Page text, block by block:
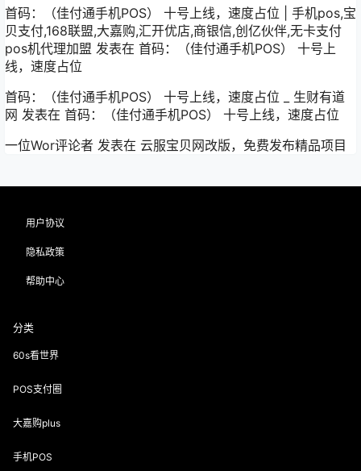
首码：（佳付通手机POS） 十号上线，速度占位 | 手机pos,宝
贝支付,168联盟,大嘉购,汇开优店,商银信,创亿伙伴,无卡支付
pos机代理加盟 发表在 首码：（佳付通手机POS） 十号上
线，速度占位
首码：（佳付通手机POS） 十号上线，速度占位 _ 生财有道
网 发表在 首码：（佳付通手机POS） 十号上线，速度占位
一位Wor评论者 发表在 云服宝贝网改版，免费发布精品项目
用户协议
隐私政策
帮助中心
分类
60s看世界
POS支付圈
大嘉购plus
手机POS